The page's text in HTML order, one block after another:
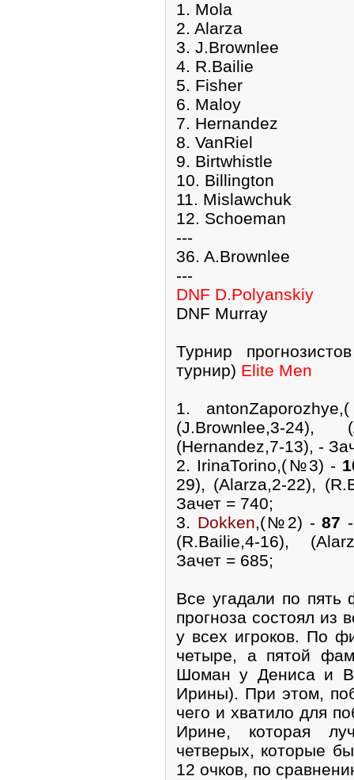
1. Mola
2. Alarza
3. J.Brownlee
4. R.Bailie
5. Fisher
6. Maloy
7. Hernandez
8. VanRiel
9. Birtwhistle
10. Billington
11. Mislawchuk
12. Schoeman
---
36. A.Brownlee
---
DNF D.Polyanskiy
DNF Murray
Турнир
турнир) Elite Men
1.
(J.Brownlee,3-24),
(Hernandez,7-13), -
2. IrinaTorino,(№3) -
29), (Alarza,2-22),
Зачет = 740;
3. Dokken,(№2) -87
(R.Bailie,4-16),
Зачет = 685;
Все угадали по пять
прогноза состоял из
у всех игроков. По
четыре, а пятой
Шоман у Дениса и
Ирины). При этом,
чего и хватило для
Ирине, которая
четверых, которые
12 очков, по